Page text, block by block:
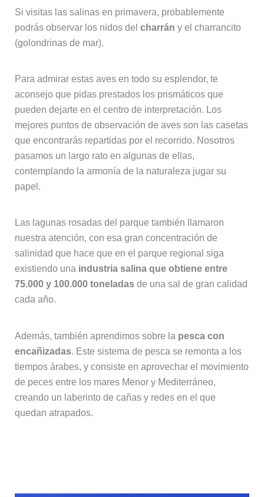
Si visitas las salinas en primavera, probablemente
podrás observar los nidos del charrán y el charrancito
(golondrinas de mar).
Para admirar estas aves en todo su esplendor, te
aconsejo que pidas prestados los prismáticos que
pueden dejarte en el centro de interpretación. Los
mejores puntos de observación de aves son las casetas
que encontrarás repartidas por el recorrido. Nosotros
pasamos un largo rato en algunas de ellas,
contemplando la armonía de la naturaleza jugar su
papel.
Las lagunas rosadas del parque también llamaron
nuestra atención, con esa gran concentración de
salinidad que hace que en el parque regional siga
existiendo una industria salina que obtiene entre
75.000 y 100.000 toneladasde una sal de gran calidad
cada año.
Además, también aprendimos sobre la pesca con
encañizadas. Este sistema de pesca se remonta a los
tiempos árabes, y consiste en aprovechar el movimiento
de peces entre los mares Menor y Mediterráneo,
creando un laberinto de cañas y redes en el que
quedan atrapados.